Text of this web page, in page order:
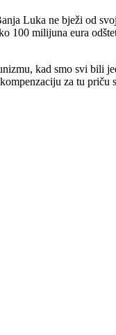
Luka ne bježi od
milijuna eura
kad smo svi bili
za tu